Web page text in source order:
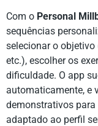
Com o Personal
sequências
selecionar o
etc.), escolher os
dificuldade. O app
automaticamente, e
demonstrativos
adaptado ao perfil